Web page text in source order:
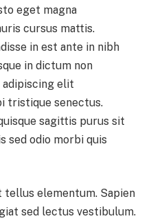
eget magna
cursus mattis.
in est ante in nibh
in dictum non
elit
tristique senectus.
sagittis purus sit
sed odio morbi quis
tellus elementum. Sapien
sed lectus vestibulum.